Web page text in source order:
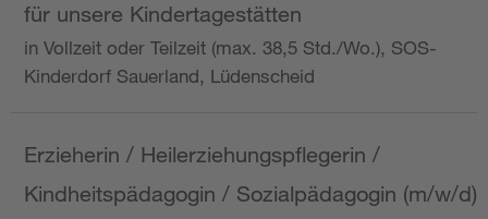
für unsere Kindertagestätten
in Vollzeit oder Teilzeit (max. 38,5 Std./Wo.), SOS-
Kinderdorf Sauerland, Lüdenscheid
Erzieherin / Heilerziehungspflegerin /
Kindheitspädagogin / Sozialpädagogin (m/w/d)